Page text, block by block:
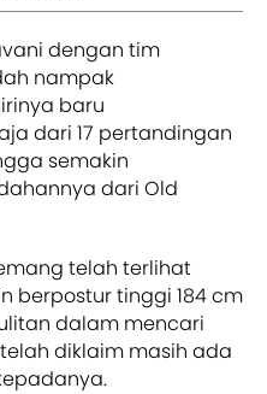
dengan tim
nampak
baru
dari 17 pertandingan
semakin
dari Old
telah terlihat
berpostur tinggi 184 cm
dalam mencari
diklaim masih ada